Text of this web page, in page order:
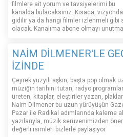
filmlere ait yorum ve tavsiyelerimi bu
kanalda bulacaksınız. Kısaca,
gidilir ya da hangi filmler izlenmeli gibi
olacak. Kanalıma abone olmayı
NAİM DİLMENER'LE
İZİNDE
Çeyrek yüzyılı aşkın, başta pop olmak
müziğin tarihini tutan, radyo
üreten, kitaplar, eleştiriler yazan,
Naim Dilmener bu uzun yürüyüşün
Pazar ile Radikal adımlarında kaleme
yazılarıyla, müzik serüvenimizden
değerli isimleri bizlerle paylaşıyor.